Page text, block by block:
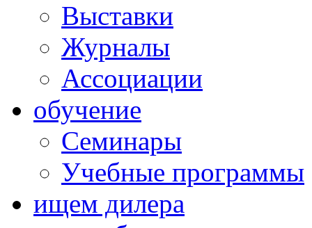
Выставки
Журналы
Ассоциации
обучение
Семинары
Учебные программы
ищем дилера